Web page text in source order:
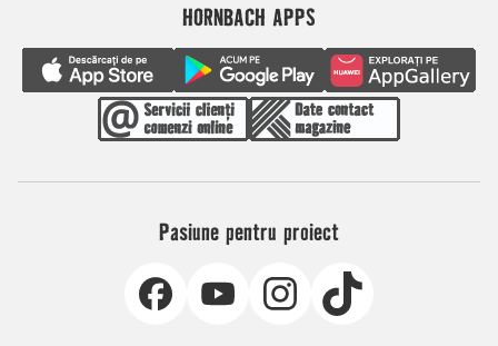
HORNBACH APPS
Pasiune pentru proiect